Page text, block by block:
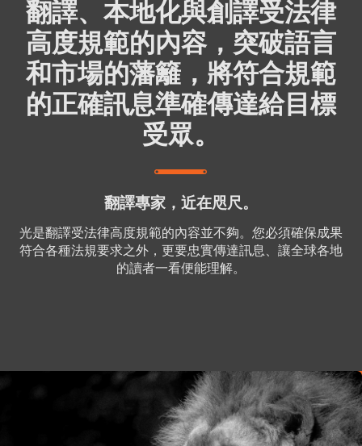
翻譯、本地化與創譯受法律
高度規範的內容，突破語言
和市場的藩籬，將符合規範
的正確訊息準確傳達給目標
受眾。
翻譯專家，近在咫尺。
光是翻譯受法律高度規範的內容並不夠。您必須確保成果
符合各種法規要求之外，更要忠實傳達訊息、讓全球各地
的讀者一看便能理解。